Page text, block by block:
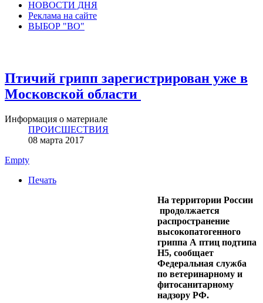
НОВОСТИ ДНЯ
Реклама на сайте
ВЫБОР "ВО"
Птичий грипп зарегистрирован уже в
Московской области
Информация о материале
ПРОИСШЕСТВИЯ
08 марта 2017
Empty
Печать
На территории России
продолжается
распространение
высокопатогенного
гриппа А птиц подтипа
Н5, сообщает
Федеральная служба
по ветеринарному и
фитосанитарному
надзору РФ.